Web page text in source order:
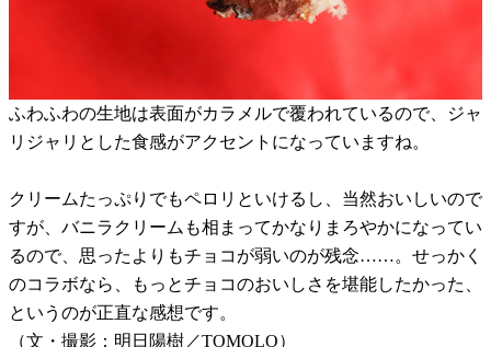
ふわふわの生地は表面がカラメルで覆われているので、ジャ
リジャリとした食感がアクセントになっていますね。
クリームたっぷりでもペロリといけるし、当然おいしいので
すが、バニラクリームも相まってかなりまろやかになってい
るので、思ったよりもチョコが弱いのが残念……。せっかく
のコラボなら、もっとチョコのおいしさを堪能したかった、
というのが正直な感想です。
（文・撮影：明日陽樹／TOMOLO）